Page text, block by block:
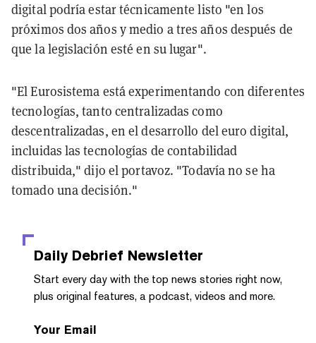
digital podría estar técnicamente listo "en los
próximos dos años y medio a tres años después de
que la legislación esté en su lugar".
"El Eurosistema está experimentando con diferentes
tecnologías, tanto centralizadas como
descentralizadas, en el desarrollo del euro digital,
incluidas las tecnologías de contabilidad
distribuida," dijo el portavoz. "Todavía no se ha
tomado una decisión."
Daily Debrief Newsletter
Start every day with the top news stories right now,
plus original features, a podcast, videos and more.
Your Email